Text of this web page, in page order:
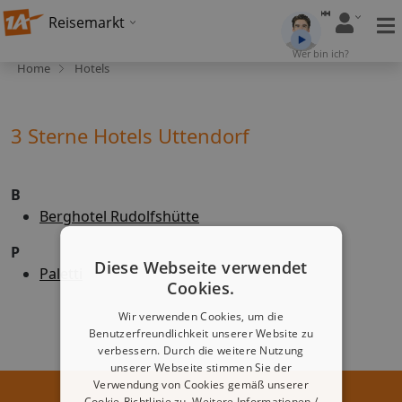
Reisemarkt
Wer bin ich?
Home Hotels
3 Sterne Hotels Uttendorf
B
Berghotel Rudolfshütte
P
Paletti
Diese Webseite verwendet
Cookies.
Wir verwenden Cookies, um die
Benutzerfreundlichkeit unserer Website zu
verbessern. Durch die weitere Nutzung
unserer Webseite stimmen Sie der
Verwendung von Cookies gemäß unserer